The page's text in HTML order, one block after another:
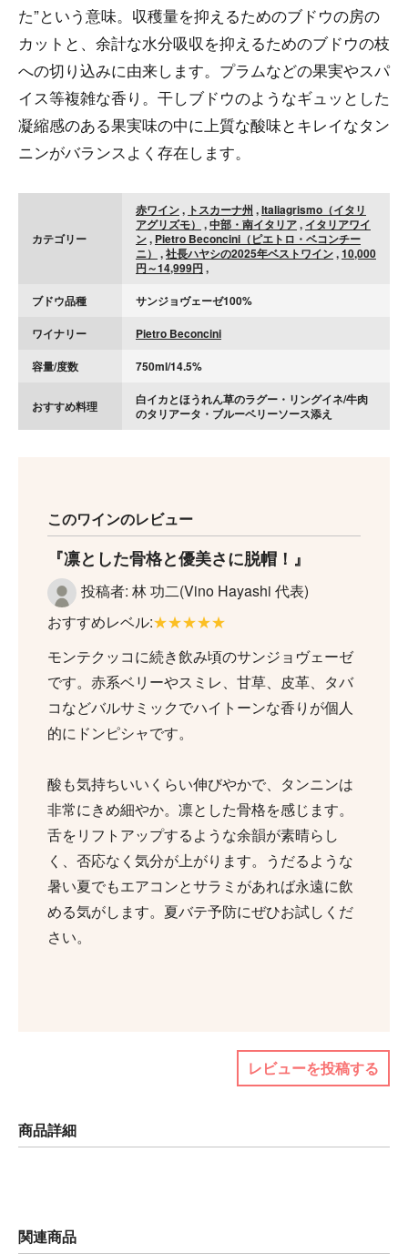
た”という意味。収穫量を抑えるためのブドウの房の
カットと、余計な水分吸収を抑えるためのブドウの枝
への切り込みに由来します。プラムなどの果実やスパ
イス等複雑な香り。干しブドウのようなギュッとした
凝縮感のある果実味の中に上質な酸味とキレイなタン
ニンがバランスよく存在します。
カテゴリー
赤ワイン, トスカーナ州 ,Italiagrismo（イタリ
アグリズモ） ,中部・南イタリア, イタリアワイ
ン, Pietro Beconcini（ピエトロ・ベコンチー
ニ） ,社長ハヤシの2025年ベストワイン,10,000
円～14,999円 ,
ブドウ品種
サンジョヴェーゼ100%
ワイナリー
Pietro Beconcini
容量/度数
750ml/14.5%
おすすめ料理
白イカとほうれん草のラグー・リングイネ/牛肉
のタリアータ・ブルーベリーソース添え
このワインのレビュー
凛とした骨格と優美さに脱帽！
投稿者: 林 功二(Vino Hayashi 代表)
おすすめレベル:★★★★★
モンテクッコに続き飲み頃のサンジョヴェーゼ
です。赤系ベリーやスミレ、甘草、皮革、タバ
コなどバルサミックでハイトーンな香りが個人
的にドンピシャです。
酸も気持ちいいくらい伸びやかで、タンニンは
非常にきめ細やか。凛とした骨格を感じます。
舌をリフトアップするような余韻が素晴らし
く、否応なく気分が上がります。うだるような
暑い夏でもエアコンとサラミがあれば永遠に飲
める気がします。夏バテ予防にぜひお試しくだ
さい。
レビューを投稿する
商品詳細
関連商品